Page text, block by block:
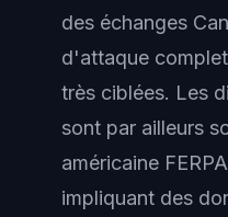
des échanges
d'attaque
très ciblées. Les
sont par ailleurs
américaine
impliquant des